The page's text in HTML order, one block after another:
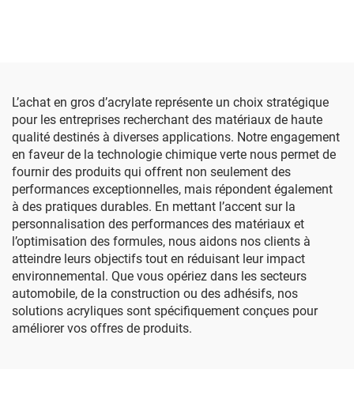
L’achat en gros d’acrylate représente un choix stratégique
pour les entreprises recherchant des matériaux de haute
qualité destinés à diverses applications. Notre engagement
en faveur de la technologie chimique verte nous permet de
fournir des produits qui offrent non seulement des
performances exceptionnelles, mais répondent également
à des pratiques durables. En mettant l’accent sur la
personnalisation des performances des matériaux et
l’optimisation des formules, nous aidons nos clients à
atteindre leurs objectifs tout en réduisant leur impact
environnemental. Que vous opériez dans les secteurs
automobile, de la construction ou des adhésifs, nos
solutions acryliques sont spécifiquement conçues pour
améliorer vos offres de produits.